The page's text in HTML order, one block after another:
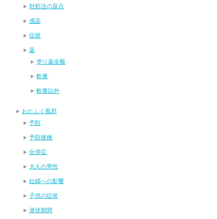
対処法の盲点
感染
症状
薬
塗り薬全般
軟膏
軟膏以外
おたふく風邪
予防
予防接種
合併症
大人の男性
妊婦への影響
子供の症状
潜伏期間